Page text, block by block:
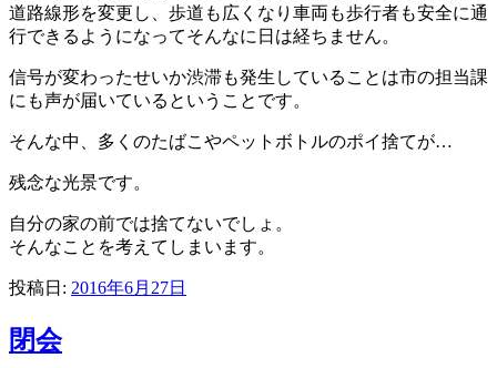
道路線形を変更し、歩道も広くなり車両も歩行者も安全に通
行できるようになってそんなに日は経ちません。
信号が変わったせいか渋滞も発生していることは市の担当課
にも声が届いているということです。
そんな中、多くのたばこやペットボトルのポイ捨てが…
残念な光景です。
自分の家の前では捨てないでしょ。
そんなことを考えてしまいます。
投稿日: 2016年6月27日
閉会